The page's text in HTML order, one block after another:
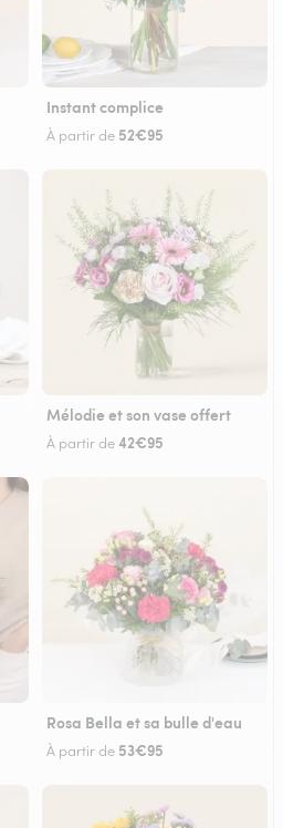
Instant complice
À partir de 52€95
Mélodie et son vase offert
À partir de42€95
Rosa Bella et sa bulle d'eau
À partir de 53€95